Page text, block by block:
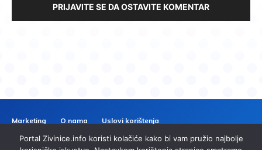
PRIJAVITE SE DA OSTAVITE KOMENTAR
Marketing O nama
Uslovi korištenja
Politika privatnosti
Kontakt
Portal Zivinice.info koristi kolačiće kako bi vam pružio najbolje